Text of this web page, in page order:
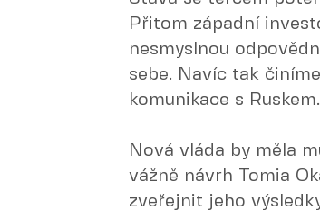
Přitom západní
nesmyslnou
sebe. Navíc tak
komunikace s Ruskem.
Nová vláda by měla
vážně návrh Tomia
zveřejnit jeho